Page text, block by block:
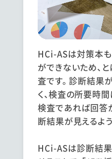
HCi-ASは対策本も
ができないため、
査です。 診断結果
く、検査の所要時
検査であれば回答
断結果が見えるよ
HCi-ASは診断結